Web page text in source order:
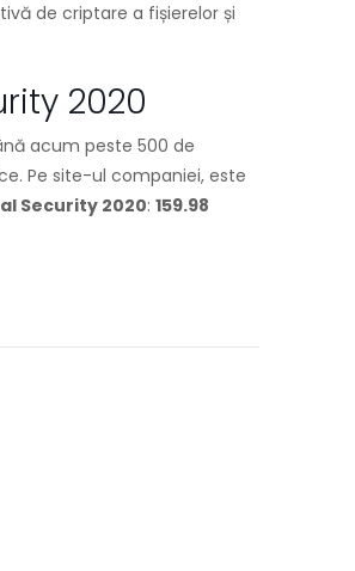
de criptare a fișierelor și
2020
acum peste 500 de
Pe site-ul companiei, este
Security 2020: 159.98